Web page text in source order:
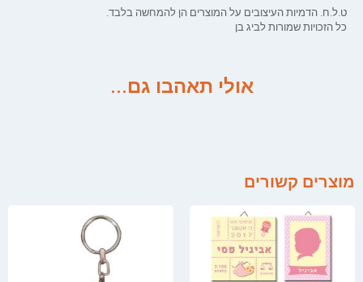
ט.ל.ח. הדמיות העיצובים על המוצרים הן להמחשה בלבד.
כל הזכויות שמורות לביג בן
אולי תאהבו גם...
מוצרים קשורים